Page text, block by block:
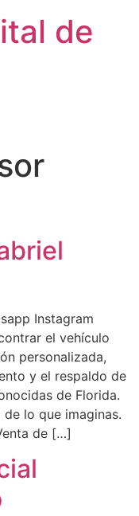
de
Instagram
el vehículo
personalizada,
y el respaldo de
de Florida.
lo que imaginas.
de […]